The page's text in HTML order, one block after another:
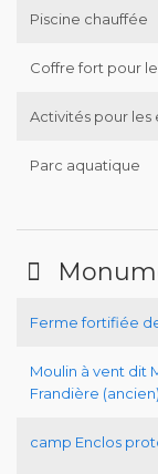
Piscine chauffée
Coffre fort pour
Activités pour les
Parc aquatique
Ferme fortifiée
Moulin à vent dit
Frandière (ancien)
camp Enclos